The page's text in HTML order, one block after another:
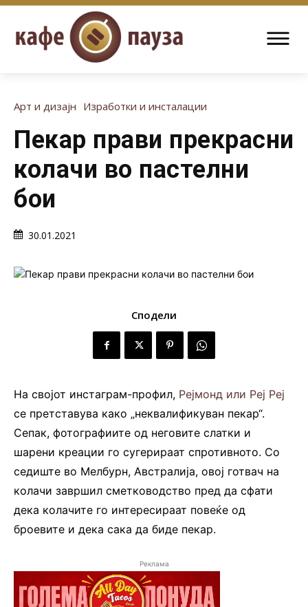
Арт и дизајн Изработки и инсталации
Пекар прави прекрасни
колачи во пастелни
бои
30.01.2021
Сподели
На својот инстаграм-профил, Рејмонд или Реј Реј
се претставува како „неквалификуван пекар“.
Сепак, фотографиите од неговите слатки и
шарени креации го сугерираат спротивното. Со
седиште во Мелбурн, Австралија, овој готвач на
колачи завршил сметководство пред да сфати
дека колачите го интересираат повеќе од
броевите и дека сака да биде пекар.
Реклама